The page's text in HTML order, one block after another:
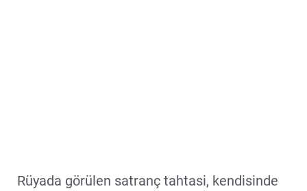
Rüyada görülen satranç tahtasi, kendisinde